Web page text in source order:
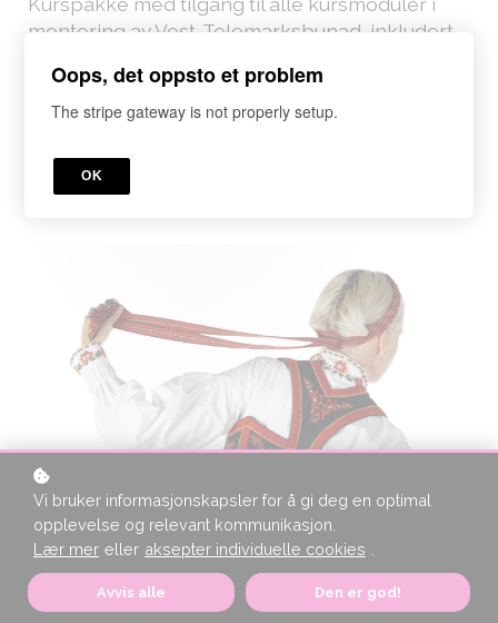
montering av Vest-Telemarksbunad, inkludert
Du har tilgang til kurspakken 3 år, men om du
rabatt.
Vi bruker informasjonskapsler for å gi deg en optimal
opplevelse og relevant kommunikasjon.
Lær mer eller aksepter individuelle cookies
Avvis alle Den er god!
Oops, det oppsto et problem
The stripe gateway is not properly setup.
OK